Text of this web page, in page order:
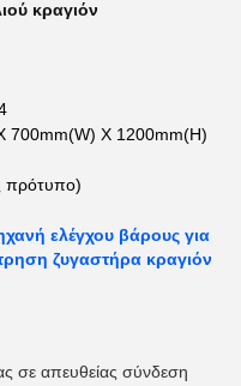
κραγιόν
700mm(W) X 1200mm(H)
πρότυπο)
ελέγχου βάρους για
ζυγαστήρα κραγιόν
σε απευθείας σύνδεση